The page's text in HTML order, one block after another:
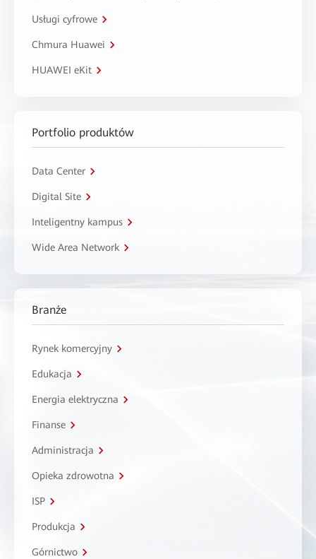
Usługi cyfrowe
Chmura Huawei
HUAWEI eKit
Portfolio produktów
Data Center
Digital Site
Inteligentny kampus
Wide Area Network
Branże
Rynek komercyjny
Edukacja
Energia elektryczna
Finanse
Administracja
Opieka zdrowotna
ISP
Produkcja
Górnictwo